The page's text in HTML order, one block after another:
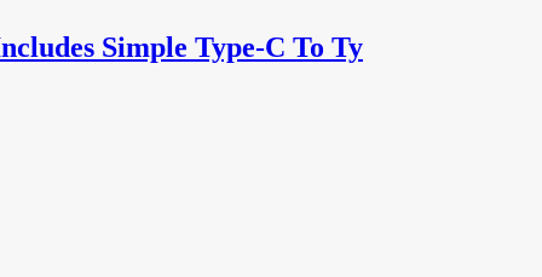
Simple Type-C To Ty